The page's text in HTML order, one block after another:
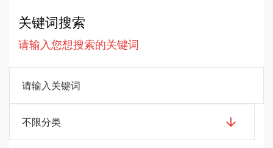
关键词搜索
请输入您想搜索的关键词
不限分类